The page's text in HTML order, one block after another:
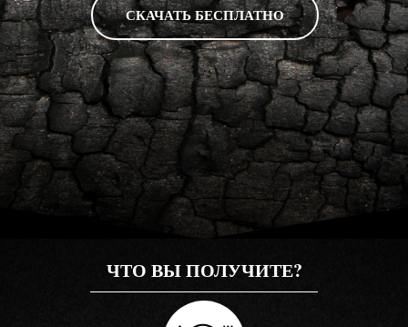
СКАЧАТЬ БЕСПЛАТНО
ЧТО ВЫ ПОЛУЧИТЕ?